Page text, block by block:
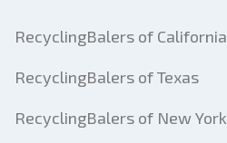
RecyclingBalers of California
RecyclingBalers of Texas
RecyclingBalers of New York